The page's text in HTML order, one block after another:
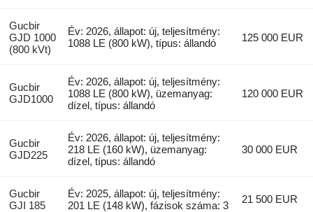
Gucbir
GJD 1000
(800 kVt)
Év: 2026, állapot: új, teljesítmény:
1088 LE (800 kW), típus: állandó
125 000 EUR
Gucbir
GJD1000
Év: 2026, állapot: új, teljesítmény:
1088 LE (800 kW), üzemanyag:
dízel, típus: állandó
120 000 EUR
Gucbir
GJD225
Év: 2026, állapot: új, teljesítmény:
218 LE (160 kW), üzemanyag:
dízel, típus: állandó
30 000 EUR
Gucbir
GJI 185
Év: 2025, állapot: új, teljesítmény:
201 LE (148 kW), fázisok száma: 3
21 500 EUR